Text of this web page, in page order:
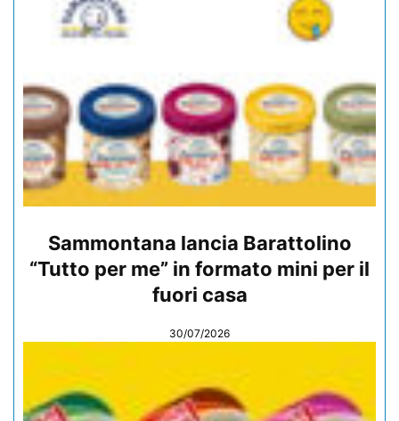
Sammontana lancia Barattolino
“Tutto per me” in formato mini per il
fuori casa
30/07/2026